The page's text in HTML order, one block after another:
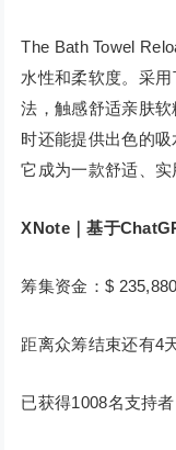
The Bath Towel
水性和柔软度。采
法，触感舒适亲肤
时还能提供出色的
它成为一款舒适、实
XNote｜基于
筹集资金：$
距离众筹结束还有4
已获得1008名支持者